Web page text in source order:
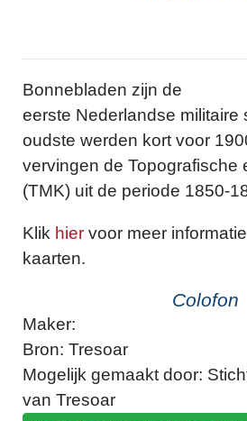
Bonnebladen zijn de
eerste Nederlandse militaire
oudste werden kort voor
vervingen de Topografische
(TMK) uit de periode 1850-
Klik hier voor meer
kaarten.
Colofon
Maker:
Bron: Tresoar
Mogelijk gemaakt door:
van Tresoar